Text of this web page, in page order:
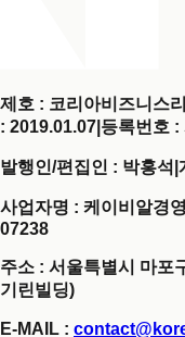
제호 : 코리아비즈니스
: 2019.01.07 등록번호 :
발행인/편집인 : 박홍석
사업자명 : 케이비알경
07238
주소 : 서울특별시 마포
기린빌딩)
E-MAIL :